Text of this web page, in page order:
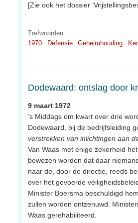
[Zie ook het dossier
Trefwoorden:
1970
Defensie Geheimhouding
Dodewaard: ontslag door
9 maart 1972
’s Middags om kwart over drie
Dodewaard, bij de bedrijfsleiding
verstrekken van inlichtingen aan
Van Waas met enige zekerheid
bewezen worden dat daar
naar de, door de directie, reeds
over het gevoerde
Minister Boersma beschuldigd
zullen worden ontzenuwd.
Waas gerehabiliteerd.